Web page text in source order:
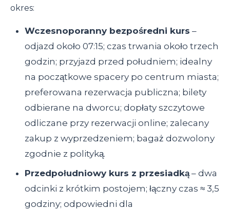
okres:
Wczesnoporanny bezpośredni kurs –
odjazd około 07:15; czas trwania około trzech
godzin; przyjazd przed południem; idealny
na początkowe spacery po centrum miasta;
preferowana rezerwacja publiczna; bilety
odbierane na dworcu; dopłaty szczytowe
odliczane przy rezerwacji online; zalecany
zakup z wyprzedzeniem; bagaż dozwolony
zgodnie z polityką.
Przedpołudniowy kurs z przesiadką– dwa
odcinki z krótkim postojem; łączny czas ≈ 3,5
godziny; odpowiedni dla